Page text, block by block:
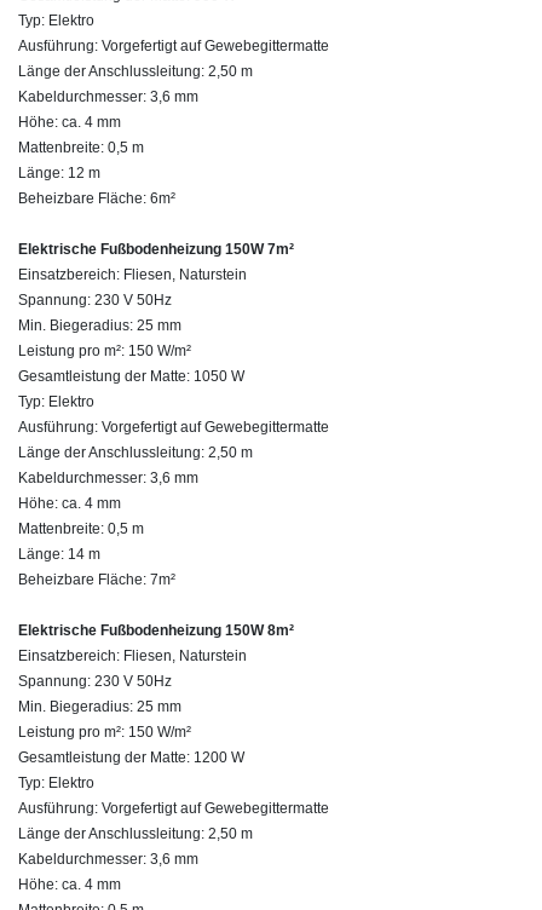
Typ: Elektro
Ausführung: Vorgefertigt auf Gewebegittermatte
Länge der Anschlussleitung: 2,50 m
Kabeldurchmesser: 3,6 mm
Höhe: ca. 4 mm
Mattenbreite: 0,5 m
Länge: 12 m
Beheizbare Fläche: 6m²
Elektrische Fußbodenheizung 150W 7m²
Einsatzbereich: Fliesen, Naturstein
Spannung: 230 V 50Hz
Min. Biegeradius: 25 mm
Leistung pro m²: 150 W/m²
Gesamtleistung der Matte: 1050 W
Typ: Elektro
Ausführung: Vorgefertigt auf Gewebegittermatte
Länge der Anschlussleitung: 2,50 m
Kabeldurchmesser: 3,6 mm
Höhe: ca. 4 mm
Mattenbreite: 0,5 m
Länge: 14 m
Beheizbare Fläche: 7m²
Elektrische Fußbodenheizung 150W 8m²
Einsatzbereich: Fliesen, Naturstein
Spannung: 230 V 50Hz
Min. Biegeradius: 25 mm
Leistung pro m²: 150 W/m²
Gesamtleistung der Matte: 1200 W
Typ: Elektro
Ausführung: Vorgefertigt auf Gewebegittermatte
Länge der Anschlussleitung: 2,50 m
Kabeldurchmesser: 3,6 mm
Höhe: ca. 4 mm